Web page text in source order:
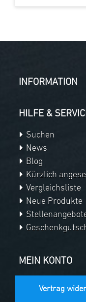
INFORMATION
HILFE &
Suchen
News
Blog
Kürzlich
Vergleichsliste
Neue Produkte
MEIN KONTO
Vertrag